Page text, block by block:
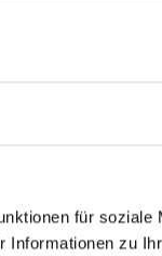
für soziale
Informationen zu